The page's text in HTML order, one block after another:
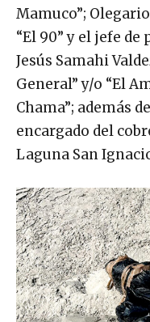
Mamuco”;
“El 90” y el jefe de
Jesús Samahi
General” y/o “El
Chama”; además
encargado del
Laguna San